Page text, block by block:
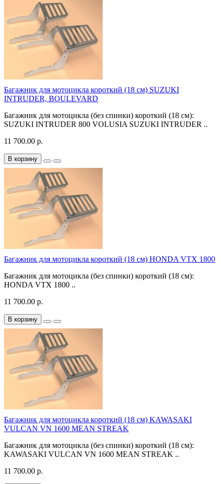
Багажник для мотоцикла короткий (18 см) SUZUKI
INTRUDER, BOULEVARD
Багажник для мотоцикла (без спинки) короткий (18 см):
SUZUKI INTRUDER 800 VOLUSIA SUZUKI INTRUDER ..
11 700.00 р.
В корзину
Багажник для мотоцикла короткий (18 см) HONDA VTX 1800
Багажник для мотоцикла (без спинки) короткий (18 см):
HONDA VTX 1800 ..
11 700.00 р.
В корзину
Багажник для мотоцикла короткий (18 см) KAWASAKI
VULCAN VN 1600 MEAN STREAK
Багажник для мотоцикла (без спинки) короткий (18 см):
KAWASAKI VULCAN VN 1600 MEAN STREAK ..
11 700.00 р.